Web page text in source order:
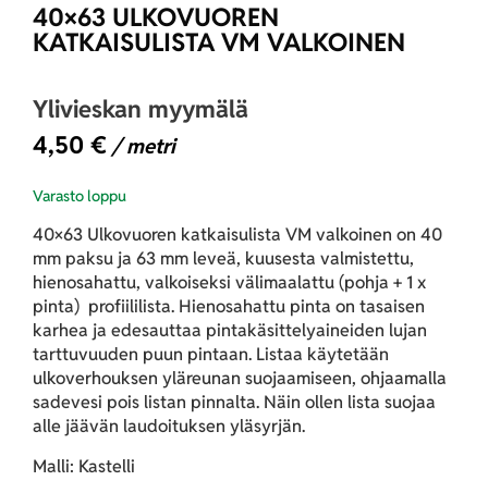
40×63 ULKOVUOREN
KATKAISULISTA VM VALKOINEN
Ylivieskan myymälä
4,50 € / metri
Varasto loppu
40×63 Ulkovuoren katkaisulista VM valkoinen on 40
mm paksu ja 63 mm leveä, kuusesta valmistettu,
hienosahattu, valkoiseksi välimaalattu (pohja + 1 x
pinta) profiililista. Hienosahattu pinta on tasaisen
karhea ja edesauttaa pintakäsittelyaineiden lujan
tarttuvuuden puun pintaan. Listaa käytetään
ulkoverhouksen yläreunan suojaamiseen, ohjaamalla
sadevesi pois listan pinnalta. Näin ollen lista suojaa
alle jäävän laudoituksen yläsyrjän.
Malli: Kastelli